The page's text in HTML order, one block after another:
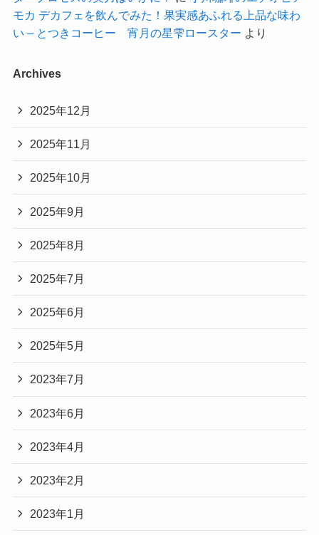
モカ デカフェを飲んでみた！果実感あふれる上品な味わ
い – とつきコーヒー 宵月の星雫ロースター より
Archives
2025年12月
2025年11月
2025年10月
2025年9月
2025年8月
2025年7月
2025年6月
2025年5月
2023年7月
2023年6月
2023年4月
2023年2月
2023年1月